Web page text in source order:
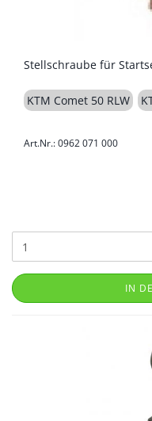
Stellschraube für
KTM Comet 50 RLW
Art.Nr.: 0962 071 000
IN